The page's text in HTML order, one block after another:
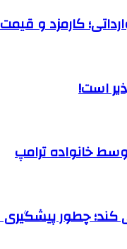
کارمزد و قیمت
است!
خانواده ترامپ
کند؛ چطور پیشگیری